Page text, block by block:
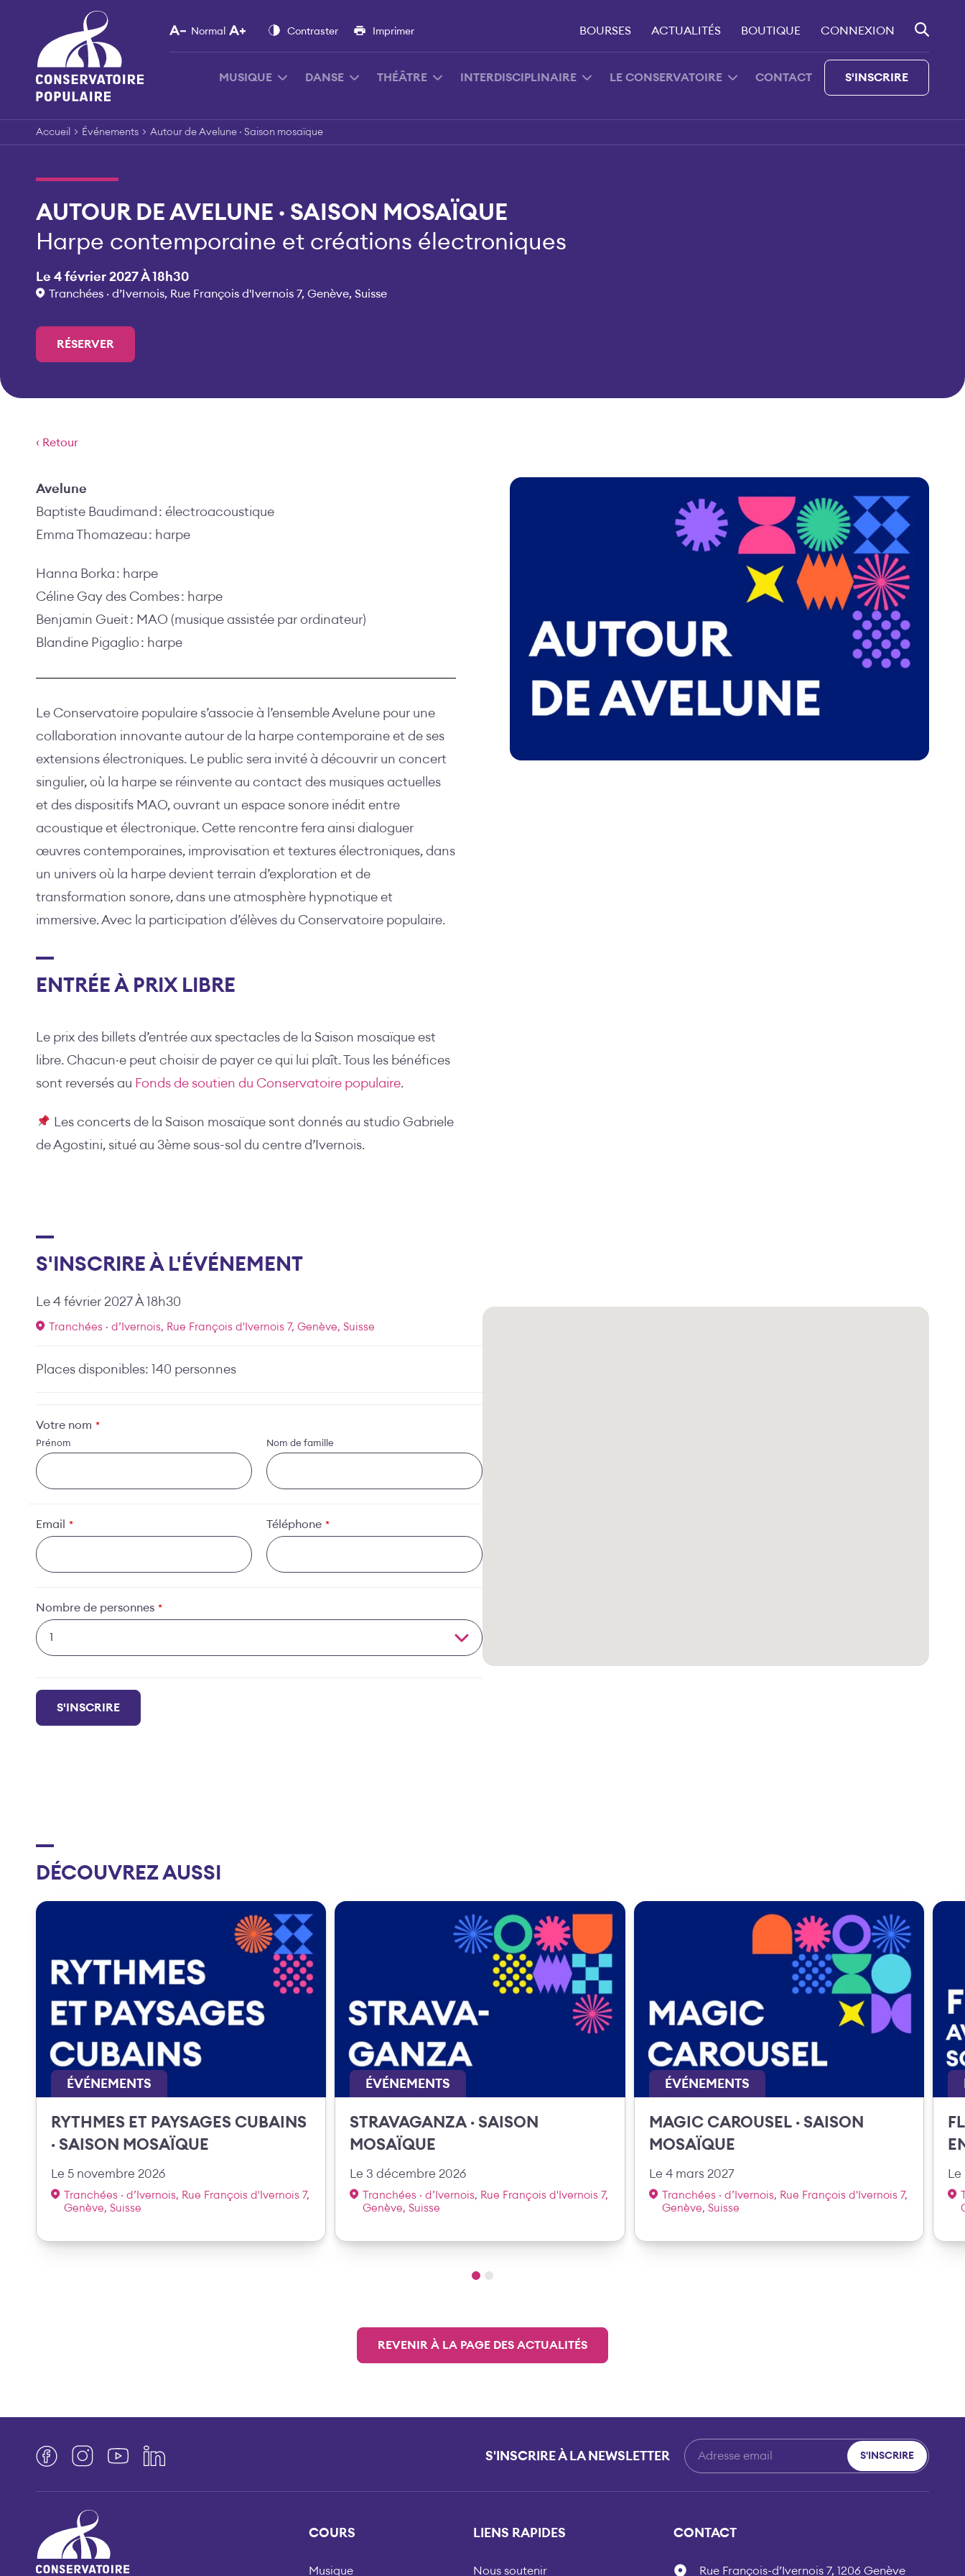
S'INSCRIRE
MUSIQUE DANSE THÉÂTRE INTERDISCIPLINAIRE LE CONSERVATOIRE CONTACT
BOURSES ACTUALITÉS BOUTIQUE CONNEXION
Normal Contraster Imprimer
Accueil > Événements > Autour de Avelune · Saison mosaïque
AUTOUR DE AVELUNE · SAISON MOSAÏQUE
Harpe contemporaine et créations électroniques
Le 4 février 2027 À 18h30
Tranchées · d’Ivernois, Rue François d'Ivernois 7, Genève, Suisse
RÉSERVER
‹ Retour
Avelune
Baptiste Baudimand : électroacoustique
Emma Thomazeau : harpe
Hanna Borka : harpe
Céline Gay des Combes : harpe
Benjamin Gueit : MAO (musique assistée par ordinateur)
Blandine Pigaglio : harpe
Le Conservatoire populaire s’associe à l’ensemble Avelune pour une
collaboration innovante autour de la harpe contemporaine et de ses
extensions électroniques. Le public sera invité à découvrir un concert
singulier, où la harpe se réinvente au contact des musiques actuelles
et des dispositifs MAO, ouvrant un espace sonore inédit entre
acoustique et électronique. Cette rencontre fera ainsi dialoguer
œuvres contemporaines, improvisation et textures électroniques, dans
un univers où la harpe devient terrain d’exploration et de
transformation sonore, dans une atmosphère hypnotique et
immersive. Avec la participation d’élèves du Conservatoire populaire.
ENTRÉE À PRIX LIBRE
Le prix des billets d’entrée aux spectacles de la Saison mosaïque est
libre. Chacun·e peut choisir de payer ce qui lui plaît. Tous les bénéfices
sont reversés au Fonds de soutien du Conservatoire populaire.
Les concerts de la Saison mosaïque sont donnés au studio Gabriele
de Agostini, situé au 3ème sous-sol du centre d’Ivernois.
S'INSCRIRE À L'ÉVÉNEMENT
Le 4 février 2027 À 18h30
Tranchées · d’Ivernois, Rue François d'Ivernois 7, Genève, Suisse
Places disponibles: 140 personnes
Votre nom *
Prénom Nom de famille
Email * Téléphone *
Nombre de personnes *
Contact
Email
*
S'INSCRIRE
DÉCOUVREZ AUSSI
ÉVÉNEMENTS
RYTHMES ET PAYSAGES CUBAINS
· SAISON MOSAÏQUE
Le 5 novembre 2026
Tranchées · d’Ivernois, Rue François d'Ivernois 7,
Genève, Suisse
ÉVÉNEMENTS
STRAVAGANZA · SAISON
MOSAÏQUE
Le 3 décembre 2026
Tranchées · d’Ivernois, Rue François d'Ivernois 7,
Genève, Suisse
ÉVÉNEMENTS
MAGIC CAROUSEL · SAISON
MOSAÏQUE
Le 4 mars 2027
Tranchées · d’Ivernois, Rue François d'Ivernois 7,
Genève, Suisse
REVENIR À LA PAGE DES ACTUALITÉS
COURS
Musique
LIENS RAPIDES
Nous soutenir
S'INSCRIRE À LA NEWSLETTER S'INSCRIRE
FacebookInstagramYouTubeLinkedIn
CONTACT
Rue François-d’Ivernois 7, 1206 Genève